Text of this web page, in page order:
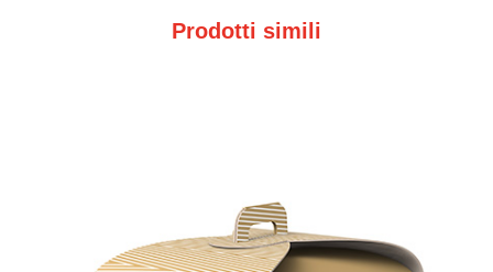
Prodotti simili